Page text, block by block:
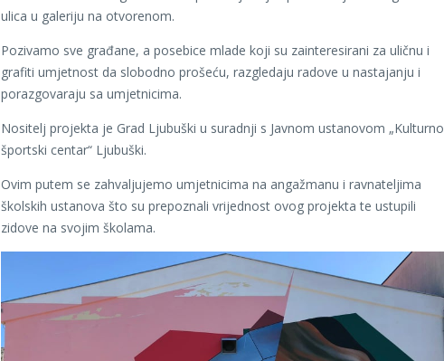
ulica u galeriju na otvorenom.
Pozivamo sve građane, a posebice mlade koji su zainteresirani za uličnu i
grafiti umjetnost da slobodno prošeću, razgledaju radove u nastajanju i
porazgovaraju sa umjetnicima.
Nositelj projekta je Grad Ljubuški u suradnji s Javnom ustanovom „Kulturno
športski centar“ Ljubuški.
Ovim putem se zahvaljujemo umjetnicima na angažmanu i ravnateljima
školskih ustanova što su prepoznali vrijednost ovog projekta te ustupili
zidove na svojim školama.